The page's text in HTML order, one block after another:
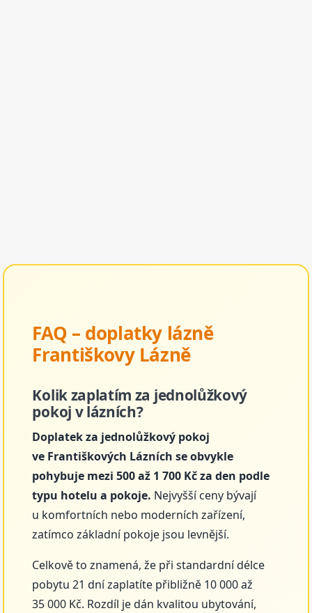
FAQ – doplatky lázně
Františkovy Lázně
Kolik zaplatím za jednolůžkový
pokoj v lázních?
Doplatek za jednolůžkový pokoj
ve Františkových Lázních se obvykle
pohybuje mezi 500 až 1 700 Kč za den podle
typu hotelu a pokoje. Nejvyšší ceny bývají
u komfortních nebo moderních zařízení,
zatímco základní pokoje jsou levnější.
Celkově to znamená, že při standardní délce
pobytu 21 dní zaplatíte přibližně 10 000 až
35 000 Kč. Rozdíl je dán kvalitou ubytování,